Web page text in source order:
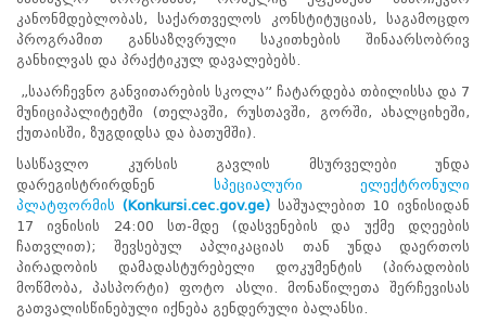
სერტიფიცირება
პარტნიორობა
კანონმდებლობას, საქართველოს კონსტიტუციას, საგამოცდო
პროგრამით განსაზღვრული საკითხების შინაარსობრივ
განხილვას და პრაქტიკულ დავალებებს.
„საარჩევნო განვითარების სკოლა” ჩატარდება თბილისსა და 7
მუნიციპალიტეტში (თელავში, რუსთავში, გორში, ახალციხეში,
ქუთაისში, ზუგდიდსა და ბათუმში).
სასწავლო კურსის გავლის მსურველები უნდა
დარეგისტრირდნენ სპეციალური ელექტრონული
პლატფორმის (Konkursi.cec.gov.ge) საშუალებით 10 ივნისიდან
17 ივნისის 24:00 სთ-მდე (დასვენების და უქმე დღეების
ჩათვლით); შევსებულ აპლიკაციას თან უნდა დაერთოს
პირადობის დამადასტურებელი დოკუმენტის (პირადობის
მოწმობა, პასპორტი) ფოტო ასლი. მონაწილეთა შერჩევისას
გათვალისწინებული იქნება გენდერული ბალანსი.